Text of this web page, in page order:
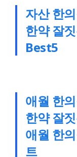
자산 한
한약 잘
Best5
애월 한
한약 잘
애월 한
트